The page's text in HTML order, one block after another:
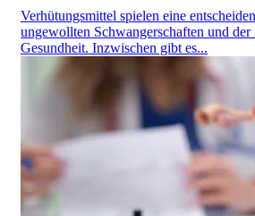
Verhütungsmittel spielen eine
ungewollten Schwangerschaften und
Gesundheit. Inzwischen gibt es...